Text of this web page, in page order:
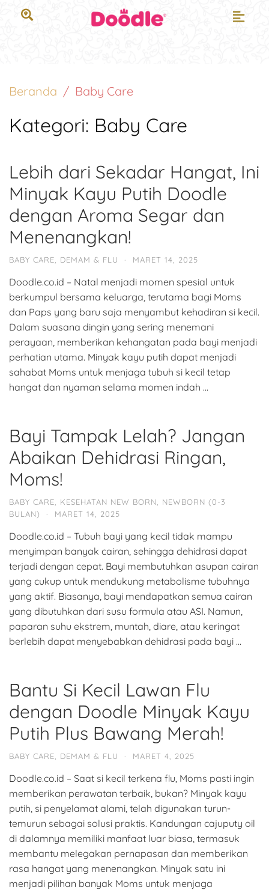
Beranda Baby Care
Kategori: Baby Care
Lebih dari Sekadar Hangat, Ini
Minyak Kayu Putih Doodle
dengan Aroma Segar dan
Menenangkan!
BABY CARE DEMAM & FLU · MARET 14, 2025
Doodle.co.id – Natal menjadi momen spesial untuk
berkumpul bersama keluarga, terutama bagi Moms
dan Paps yang baru saja menyambut kehadiran si kecil.
Dalam suasana dingin yang sering menemani
perayaan, memberikan kehangatan pada bayi menjadi
perhatian utama. Minyak kayu putih dapat menjadi
sahabat Moms untuk menjaga tubuh si kecil tetap
hangat dan nyaman selama momen indah …
Bayi Tampak Lelah? Jangan
Abaikan Dehidrasi Ringan,
Moms!
BABY CARE KESEHATAN NEW BORN
NEWBORN (0-3
BULAN)
· MARET 14, 2025
Doodle.co.id – Tubuh bayi yang kecil tidak mampu
menyimpan banyak cairan, sehingga dehidrasi dapat
terjadi dengan cepat. Bayi membutuhkan asupan cairan
yang cukup untuk mendukung metabolisme tubuhnya
yang aktif. Biasanya, bayi mendapatkan semua cairan
yang dibutuhkan dari susu formula atau ASI. Namun,
paparan suhu ekstrem, muntah, diare, atau keringat
berlebih dapat menyebabkan dehidrasi pada bayi …
Bantu Si Kecil Lawan Flu
dengan Doodle Minyak Kayu
Putih Plus Bawang Merah!
BABY CARE DEMAM & FLU · MARET 4, 2025
Doodle.co.id – Saat si kecil terkena flu, Moms pasti ingin
memberikan perawatan terbaik, bukan? Minyak kayu
putih, si penyelamat alami, telah digunakan turun-
temurun sebagai solusi praktis. Kandungan cajuputy oil
di dalamnya memiliki manfaat luar biasa, termasuk
membantu melegakan pernapasan dan memberikan
rasa hangat yang menenangkan. Minyak satu ini
menjadi pilihan banyak Moms untuk menjaga